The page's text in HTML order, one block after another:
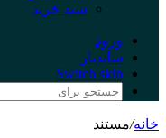
سبد خرید
ورود
سایدبار
Switch skin
خانه/مستند